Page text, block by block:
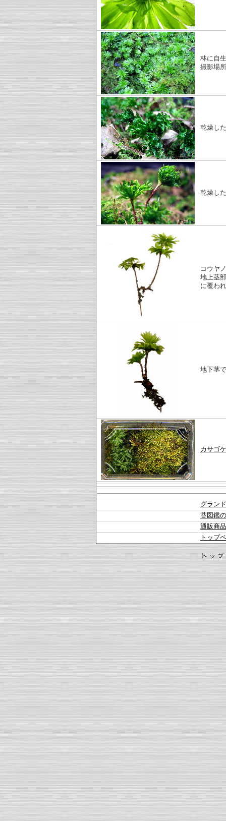
林に自
撮影場
乾燥し
乾燥し
コウヤ
地上茎
に覆わ
地下茎
カサゴ
グラン
苔図鑑
通販商
トップ